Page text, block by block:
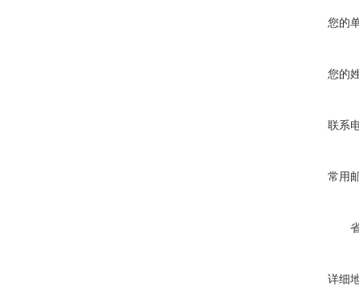
您的
您的
联系
常用
详细